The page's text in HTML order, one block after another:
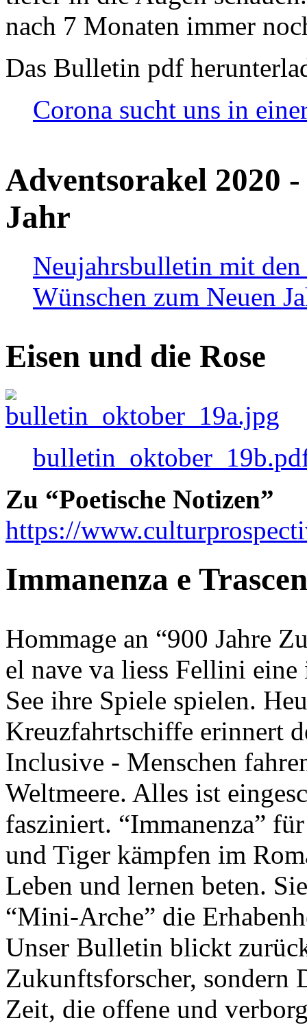
nach 7 Monaten immer
Das Bulletin pdf
Corona sucht uns in
Adventsorakel 2020
Jahr
Neujahrsbulletin mit den
Wünschen zum Neuen
Eisen und die Rose
Zu “Poetische Notizen”
https://
Immanenza e
Hommage an “900 Jahre
el nave va liess Fellini
See ihre Spiele spielen.
Kreuzfahrtschiffe erinnert
Inclusive - Menschen
Weltmeere. Alles ist
fasziniert. “Immanenza”
und Tiger kämpfen im
Leben und lernen beten.
“Mini-Arche” die
Unser Bulletin blickt
Zukunftsforscher, sondern
Zeit, die offene und